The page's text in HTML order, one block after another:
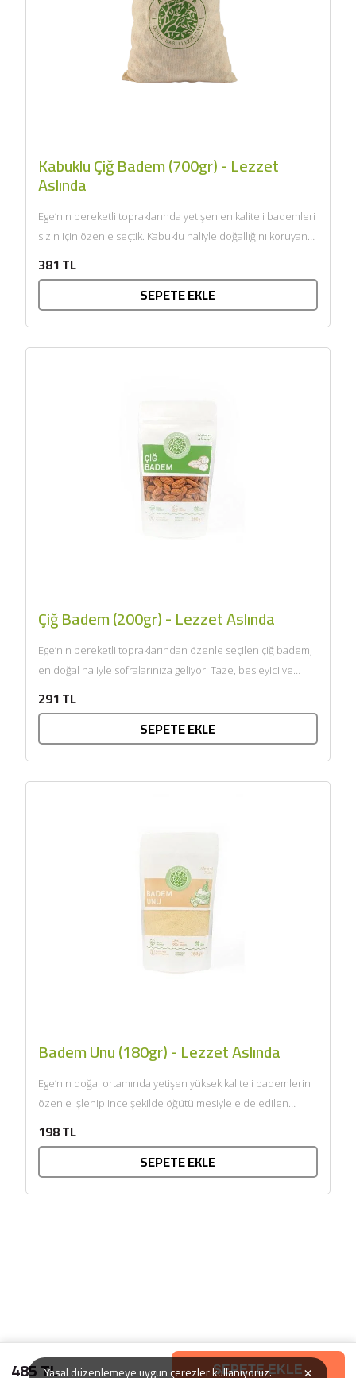
485 TL SEPETE EKLE
Kabuklu Çiğ Badem (700gr) - Lezzet
Aslında
Ege’nin bereketli topraklarında yetişen en kaliteli bademleri
sizin için özenle seçtik. Kabuklu haliyle doğallığını koruyan
381 TL
SEPETE EKLE
Çiğ Badem (200gr) - Lezzet Aslında
Ege’nin bereketli topraklarından özenle seçilen çiğ badem,
en doğal haliyle sofralarınıza geliyor. Taze, besleyici ve
291 TL
SEPETE EKLE
Badem Unu (180gr) - Lezzet Aslında
Ege’nin doğal ortamında yetişen yüksek kaliteli bademlerin
özenle işlenip ince şekilde öğütülmesiyle elde edilen
198 TL
SEPETE EKLE
SEPETE EKLE
Yasal düzenlemeye uygun çerezler kullanıyoruz. ×